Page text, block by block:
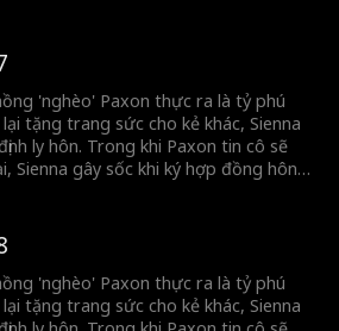
'nghèo' Paxon thực ra là tỷ phú
tặng trang sức cho kẻ khác, Sienna
ly hôn. Trong khi Paxon tin cô sẽ
Sienna gây sốc khi ký hợp đồng hôn
'nghèo' Paxon thực ra là tỷ phú
tặng trang sức cho kẻ khác, Sienna